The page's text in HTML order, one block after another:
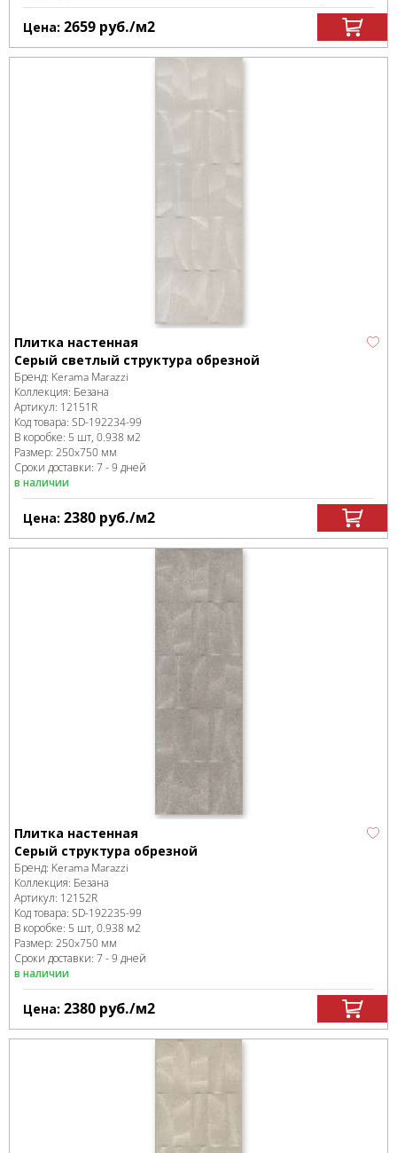
Цена: 2659 руб./м2
Плитка настенная
Серый светлый структура обрезной
Бренд: Kerama Marazzi
Коллекция: Безана
Артикул: 12151R
Код товара: SD-192234-99
В коробке: 5 шт, 0.938 м2
Размер: 250x750 мм
Сроки доставки: 7 - 9 дней
в наличии
Цена: 2380 руб./м2
Плитка настенная
Серый структура обрезной
Бренд: Kerama Marazzi
Коллекция: Безана
Артикул: 12152R
Код товара: SD-192235-99
В коробке: 5 шт, 0.938 м2
Размер: 250x750 мм
Сроки доставки: 7 - 9 дней
в наличии
Цена: 2380 руб./м2